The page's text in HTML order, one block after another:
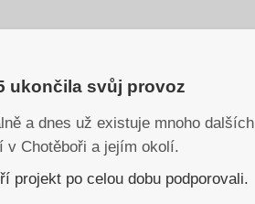
ukončila svůj provoz
a dnes už existuje mnoho dalších
v Chotěboři a jejím okolí.
projekt po celou dobu podporovali.